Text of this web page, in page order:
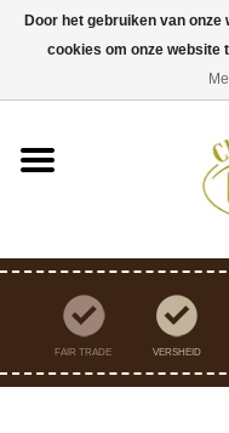
Verzending binnen Nederland
FAIR TRADE VERSHEID
Door het gebruiken van
cookies om onze website